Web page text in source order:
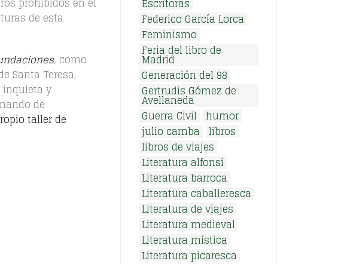
de esta
, como
Santa Teresa,
inquieta y
de
taller de
Federico García Lorca
Feminismo
Feria del libro de
Madrid
Generación del 98
Gertrudis Gómez de
Avellaneda
Guerra Civil humor
julio camba libros
libros de viajes
Literatura alfonsí
Literatura barroca
Literatura caballeresca
Literatura de viajes
Literatura medieval
Literatura mística
Literatura picaresca